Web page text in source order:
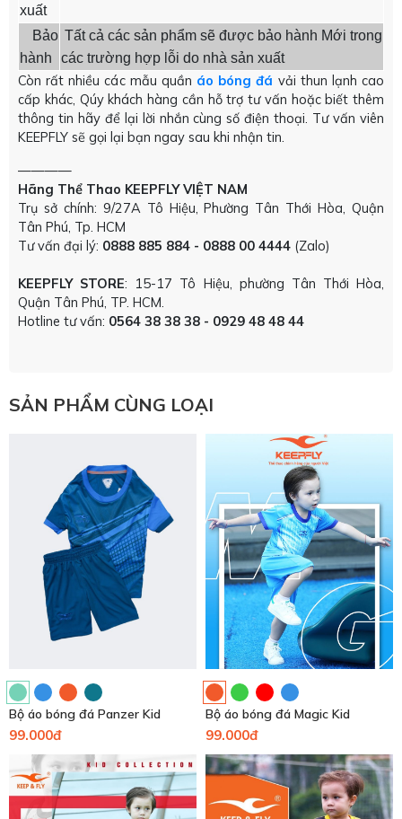
xuất
Bảo
hành
Tất cả các sản phẩm sẽ được bảo hành Mới trong
các trường hợp lỗi do nhà sản xuất
Còn rất nhiều các mẫu quần áo bóng đá vải thun lạnh cao
cấp khác, Qúy khách hàng cần hỗ trợ tư vấn hoặc biết thêm
thông tin hãy để lại lời nhắn cùng số điện thoại. Tư vấn viên
KEEPFLY sẽ gọi lại bạn ngay sau khi nhận tin.
————
Hãng Thể Thao KEEPFLY VIỆT NAM
Trụ sở chính: 9/27A Tô Hiệu, Phường Tân Thới Hòa, Quận
Tân Phú, Tp. HCM
Tư vấn đại lý: 0888 885 884 - 0888 00 4444 (Zalo)
KEEPFLY STORE: 15-17 Tô Hiệu, phường Tân Thới Hòa,
Quận Tân Phú, TP. HCM.
Hotline tư vấn: 0564 38 38 38 - 0929 48 48 44
SẢN PHẨM CÙNG LOẠI
Bộ áo bóng đá Panzer Kid
99.000đ
Bộ áo bóng đá Magic Kid
99.000đ